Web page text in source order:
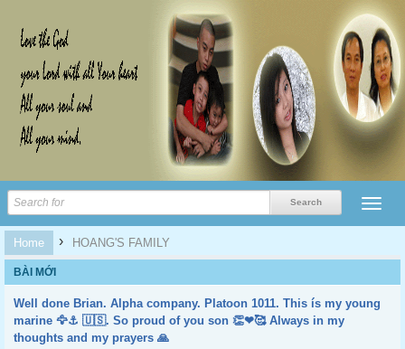
Home › HOANG'S FAMILY
BÀI MỚI
Well done Brian. Alpha company. Platoon 1011. This ís my young
marine 🦅⚓️ 🇺🇸. So proud of you son 👏❤🥰 Always in my
thoughts and my prayers 🙏